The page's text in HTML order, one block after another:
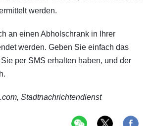
werden.
an einen Abholschrank in Ihrer
werden. Geben Sie einfach das
per SMS erhalten haben, und der
Stadtnachrichtendienst